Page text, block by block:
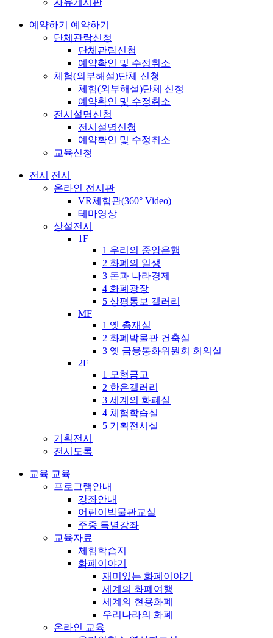
자유게시판
예약하기
예약하기
단체관람신청
단체관람신청
예약확인 및 수정취소
체험(외부해설)단체 신청
체험(외부해설)단체 신청
예약확인 및 수정취소
전시설명신청
전시설명신청
예약확인 및 수정취소
교육신청
전시
전시
온라인 전시관
VR체험관(360° Video)
테마영상
상설전시
1F
1 우리의 중앙은행
2 화폐의 일생
3 돈과 나라경제
4 화폐광장
5 상평통보 갤러리
MF
1 옛 총재실
2 화폐박물관 건축실
3 옛 금융통화위원회 회의실
2F
1 모형금고
2 한은갤러리
3 세계의 화폐실
4 체험학습실
5 기획전시실
기획전시
전시도록
교육 교육
프로그램안내
강좌안내
어린이박물관교실
주중 특별강좌
교육자료
체험학습지
화폐이야기
재미있는 화폐이야기
세계의 화폐여행
세계의 현용화폐
우리나라의 화폐
온라인 교육